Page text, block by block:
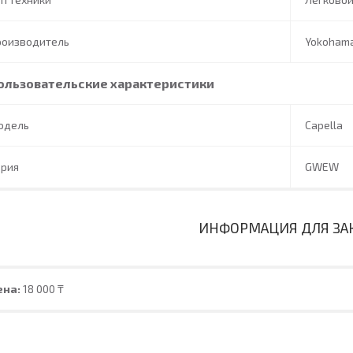
характеристики
Capella
GWEW
ИНФОРМАЦИЯ ДЛЯ
18 000 ₸